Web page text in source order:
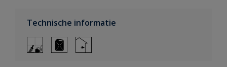
Technische informatie